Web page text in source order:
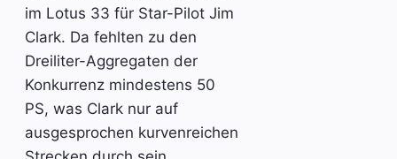
im Lotus 33 für Star-Pilot Jim
Clark. Da fehlten zu den
Dreiliter-Aggregaten der
Konkurrenz mindestens 50
PS, was Clark nur auf
ausgesprochen kurvenreichen